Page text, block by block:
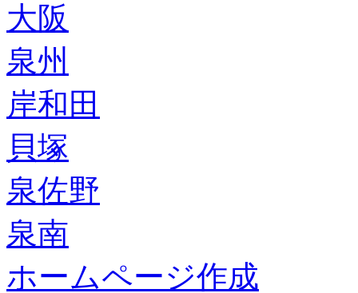
大阪
泉州
岸和田
貝塚
泉佐野
泉南
ホームページ作成